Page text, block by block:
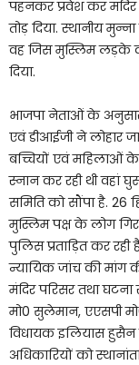
पहनकर प्रवेश कर
तोड़ दिया. स्थानीय
वह जिस मुस्लिम लड़के
दिया.
भाजपा नेताओं के
एवं डीआईजी ने लोहार
बच्चियों एवं महिलाओं के
स्नान कर रही थी वहां
समिति को सौंपा है. 26
मुस्लिम पक्ष के लोग
पुलिस प्रताड़ित कर
न्यायिक जांच की मांग
मंदिर परिसर तथा
मो0 सुलेमान, एएसपी
विधायक इलियास हुसैन
अधिकारियों को